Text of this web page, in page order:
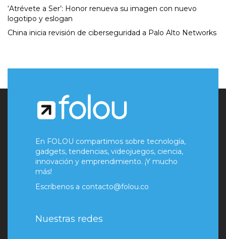
‘Atrévete a Ser’: Honor renueva su imagen con nuevo
logotipo y eslogan
China inicia revisión de ciberseguridad a Palo Alto Networks
En FOLOU compartimos sobre tecnología,
gadgets, tendencias, videojuegos, ciencia,
innovación y emprendimiento. ¡Y mucho
más!
Escríbenos a contacto@folou.co
Nuestras redes